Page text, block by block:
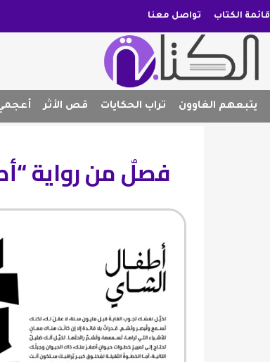
قائمة الكتاب تواصل معنا
يتبعهم الغاوون تراب الحكايات قص الأثر
فصلٌ من رواية